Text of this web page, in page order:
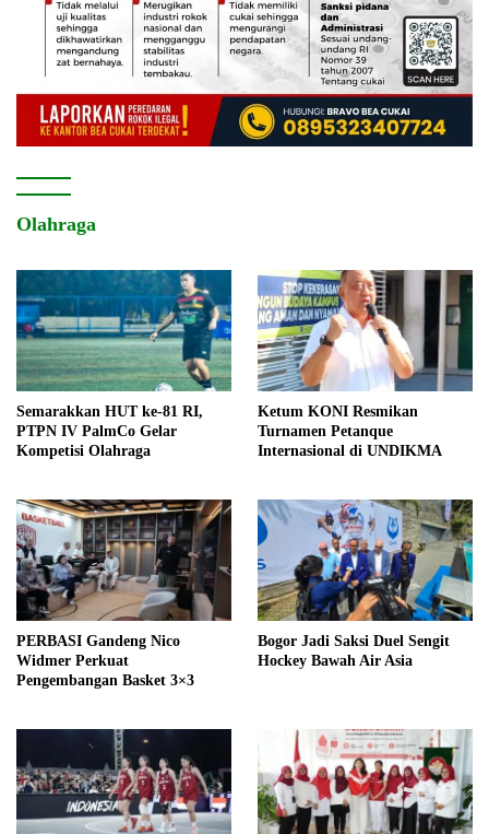
Olahraga
Semarakkan HUT ke-81 RI,
PTPN IV PalmCo Gelar
Kompetisi Olahraga
Ketum KONI Resmikan
Turnamen Petanque
Internasional di UNDIKMA
PERBASI Gandeng Nico
Widmer Perkuat
Pengembangan Basket 3×3
Bogor Jadi Saksi Duel Sengit
Hockey Bawah Air Asia